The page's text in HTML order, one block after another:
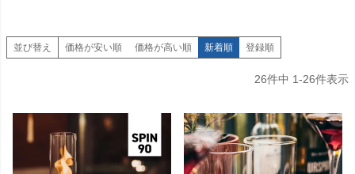
並び替え 価格が安い順 価格が高い順 新着順 登録順
26件中 1-26件表示